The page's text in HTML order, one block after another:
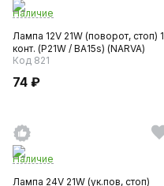
Наличие
Лампа 12V 21W (поворот, стоп) 1
конт. (P21W / BA15s) (NARVA)
Код 821
74 ₽
Наличие
Лампа 24V 21W (ук.пов, стоп)